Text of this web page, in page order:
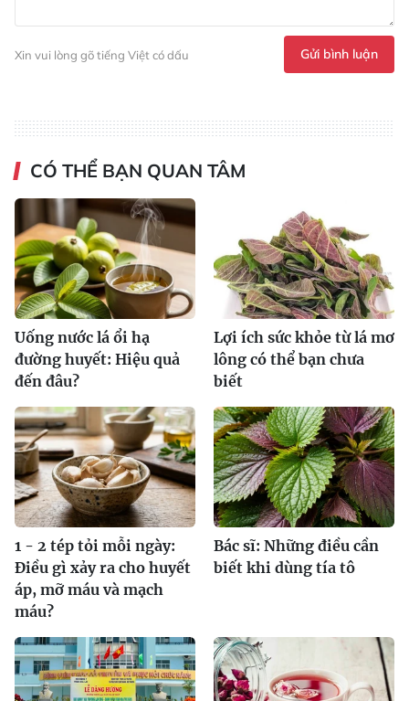
Xin vui lòng gõ tiếng Việt có dấu Gửi bình luận
CÓ THỂ BẠN QUAN TÂM
Uống nước lá ổi hạ
đường huyết: Hiệu quả
đến đâu?
Lợi ích sức khỏe từ lá mơ
lông có thể bạn chưa
biết
1 - 2 tép tỏi mỗi ngày:
Điều gì xảy ra cho huyết
áp, mỡ máu và mạch
máu?
Bác sĩ: Những điều cần
biết khi dùng tía tô